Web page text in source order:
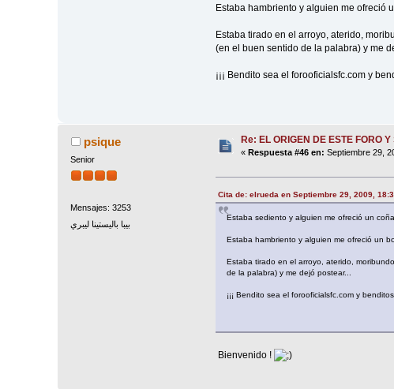
Estaba hambriento y alguien me ofreció
Estaba tirado en el arroyo, aterido,
(en el buen sentido de la palabra) y me
¡¡¡ Bendito sea el forooficialsfc.com y
psique
Senior
Mensajes: 3253
بيبا باليستينا ليبري
Re: EL ORIGEN DE ESTE FORO
«Respuesta #46 en: Septiembre 29,
Cita de: elrueda en Septiembre 29, 2009,
Estaba sediento y alguien me ofreció un
Estaba hambriento y alguien me ofreció un
Estaba tirado en el arroyo, aterido,
de la palabra) y me dejó postear...
¡¡¡ Bendito sea el forooficialsfc.com y
Bienvenido !